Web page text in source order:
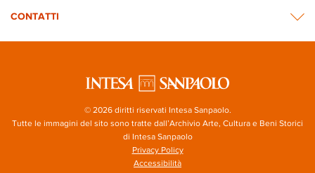
CONTATTI
© 2026 diritti riservati Intesa Sanpaolo.
Tutte le immagini del sito sono tratte dall’Archivio Arte, Cultura e Beni Storici
di Intesa Sanpaolo
Privacy Policy
Accessibilità